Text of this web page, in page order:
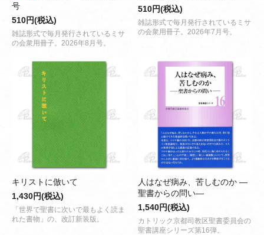
号
510円(税込)
雑誌形式で毎月発行されているミサ
の会衆用冊子。2026年8月号。
510円(税込)
雑誌形式で毎月発行されているミサ
の会衆用冊子。2026年7月号。
キリストに倣いて
1,430円(税込)
「世界で聖書に次いで最もよく読ま
れた書物」の、改訂新装版。
人はなぜ病み、苦しむのか ―
聖書からの問い―
1,540円(税込)
カトリック京都司教区聖書委員会の
聖書講座シリーズ第16弾。